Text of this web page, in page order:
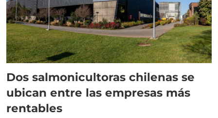
Dos salmonicultoras chilenas se
ubican entre las empresas más
rentables